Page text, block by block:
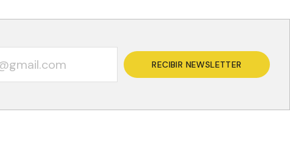
RECIBIR NEWSLETTER